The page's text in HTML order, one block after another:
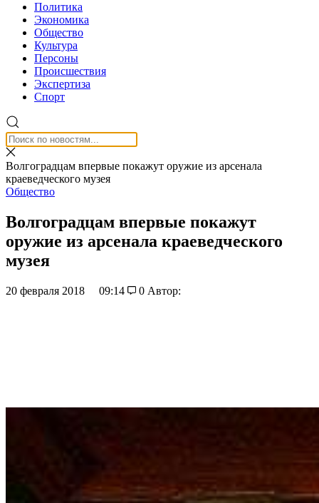
Политика
Экономика
Общество
Культура
Персоны
Происшествия
Экспертиза
Спорт
Волгоградцам впервые покажут оружие из арсенала
краеведческого музея
Общество
Волгоградцам впервые покажут
оружие из арсенала краеведческого
музея
20 февраля 2018 09:14 0 Автор: